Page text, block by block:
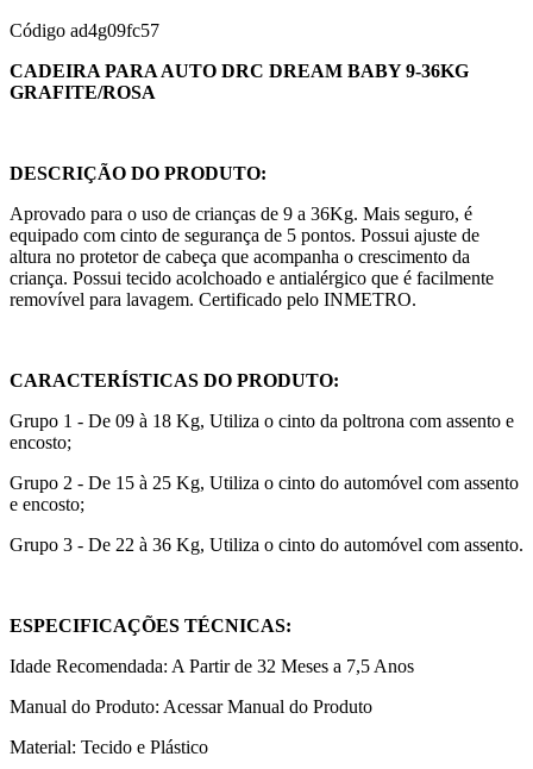
Código ad4g09fc57
CADEIRA PARA AUTO DRC DREAM BABY 9-36KG
GRAFITE/ROSA
DESCRIÇÃO DO PRODUTO:
Aprovado para o uso de crianças de 9 a 36Kg. Mais seguro, é
equipado com cinto de segurança de 5 pontos. Possui ajuste de
altura no protetor de cabeça que acompanha o crescimento da
criança. Possui tecido acolchoado e antialérgico que é facilmente
removível para lavagem. Certificado pelo INMETRO.
CARACTERÍSTICAS DO PRODUTO:
Grupo 1 - De 09 à 18 Kg, Utiliza o cinto da poltrona com assento e
encosto;
Grupo 2 - De 15 à 25 Kg, Utiliza o cinto do automóvel com assento
e encosto;
Grupo 3 - De 22 à 36 Kg, Utiliza o cinto do automóvel com assento.
ESPECIFICAÇÕES TÉCNICAS:
Idade Recomendada: A Partir de 32 Meses a 7,5 Anos
Manual do Produto: Acessar Manual do Produto
Material: Tecido e Plástico